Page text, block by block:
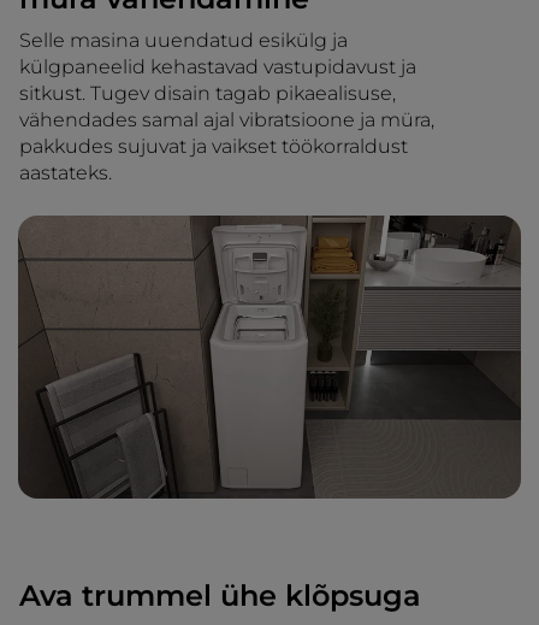
Selle masina uuendatud esikülg ja
külgpaneelid kehastavad vastupidavust ja
sitkust. Tugev disain tagab pikaealisuse,
vähendades samal ajal vibratsioone ja müra,
pakkudes sujuvat ja vaikset töökorraldust
aastateks.
Ava trummel ühe klõpsuga